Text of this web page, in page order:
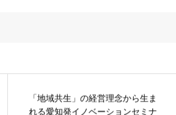
「地域共生」の経営理念から生ま
れる愛知発イノベーションセミナ